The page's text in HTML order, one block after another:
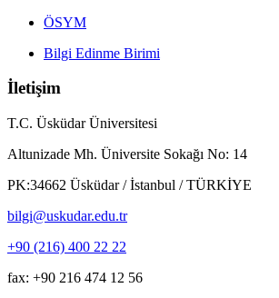
ÖSYM
Bilgi Edinme Birimi
İletişim
T.C. Üsküdar Üniversitesi
Altunizade Mh. Üniversite Sokağı No: 14
PK:34662 Üsküdar / İstanbul / TÜRKİYE
bilgi@uskudar.edu.tr
+90 (216) 400 22 22
fax: +90 216 474 12 56